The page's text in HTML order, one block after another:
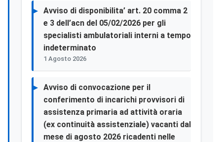
Avviso di disponibilita’ art. 20 comma 2
e 3 dell’acn del 05/02/2026 per gli
specialisti ambulatoriali interni a tempo
indeterminato
1 Agosto 2026
Avviso di convocazione per il
conferimento di incarichi provvisori di
assistenza primaria ad attività oraria
(ex continuità assistenziale) vacanti dal
mese di agosto 2026 ricadenti nelle